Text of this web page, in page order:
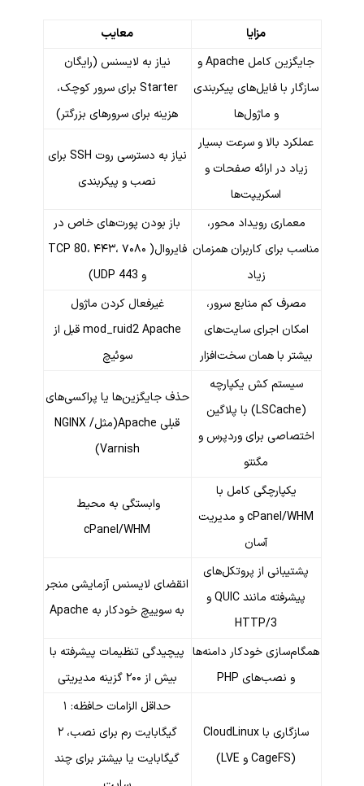
جایگزین کامل Apache و
با فایل‌های پیکربندی
نیاز به لایسنس (رایگان
Starter برای سرور کوچک،
هزینه برای سرورهای بزرگتر)
بالا و سرعت بسیار
در ارائه صفحات و
نیاز به دسترسی روت SSH برای
نصب و پیکربندی
رویداد محور،
کاربران همزمان
باز بودن پورت‌های خاص در
فایروال( TCP 80، ۴۴۳، ۷۰۸۰
کم منابع سرور،
اجرای سایت‌های
با همان سخت‌افزار
غیرفعال کردن ماژول
mod_ruid2 Apache قبل از
سوئیچ
کش یکپارچه
(LSCache) با پلاگین
برای وردپرس و
حذف جایگزین‌ها یا پراکسی‌های
قبلی Apache(مثلNGINX /
کامل با
cPanel/WHM و مدیریت
وابستگی به محیط
از پروتکل‌های
پیشرفته مانند QUIC و
انقضای لایسنس آزمایشی منجر
به سوییچ خودکار به Apache
خودکار دامنه‌ها
پیچیدگی تنظیمات پیشرفته با
بیش از ۲۰۰ گزینه مدیریتی
سازگاری با CloudLinux
حداقل الزامات حافظه: ۱
گیگابایت رم برای نصب، ۲
گیگابایت یا بیشتر برای چند